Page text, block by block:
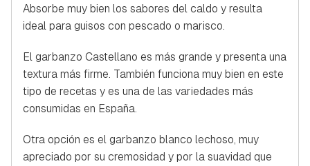
Absorbe muy bien los sabores del caldo y resulta
ideal para guisos con pescado o marisco.
El garbanzo Castellano es más grande y presenta una
textura más firme. También funciona muy bien en este
tipo de recetas y es una de las variedades más
consumidas en España.
Otra opción es el garbanzo blanco lechoso, muy
apreciado por su cremosidad y por la suavidad que